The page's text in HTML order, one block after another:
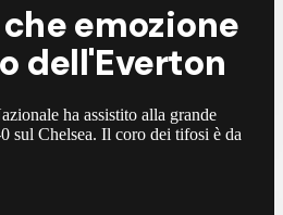
emozione
dell'Everton
ha assistito alla grande
sul Chelsea. Il coro dei tifosi è da